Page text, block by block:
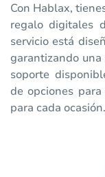
Con Hablax,
regalo digitales
servicio está
garantizando
soporte
de opciones
para cada ocasión.